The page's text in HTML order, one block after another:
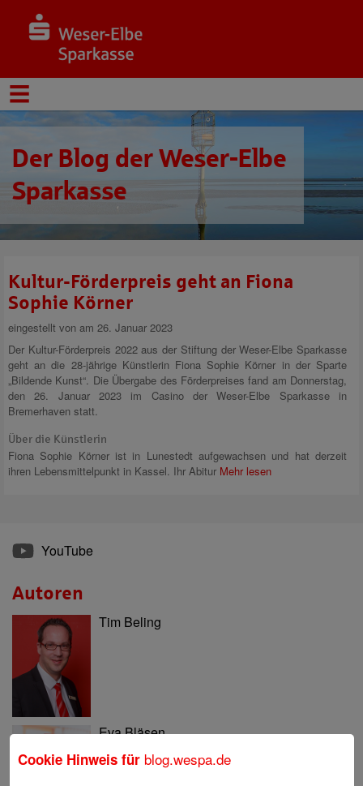
Der Blog der Weser-Elbe
Sparkasse
Kultur-Förderpreis geht an Fiona
Sophie Körner
eingestellt von am 26. Januar 2023
Der Kultur-Förderpreis 2022 aus der Stiftung der Weser-Elbe Sparkasse
geht an die 28-jährige Künstlerin Fiona Sophie Körner in der Sparte
„Bildende Kunst“. Die Übergabe des Förderpreises fand am Donnerstag,
den 26. Januar 2023 im Casino der Weser-Elbe Sparkasse in
Bremerhaven statt.
Über die Künstlerin
Fiona Sophie Körner ist in Lunestedt aufgewachsen und hat derzeit
ihren Lebensmittelpunkt in Kassel. Ihr Abitur Mehr lesen
YouTube
Autoren
Tim Beling
Eva Bläsen
Cookie Hinweis für blog.wespa.de